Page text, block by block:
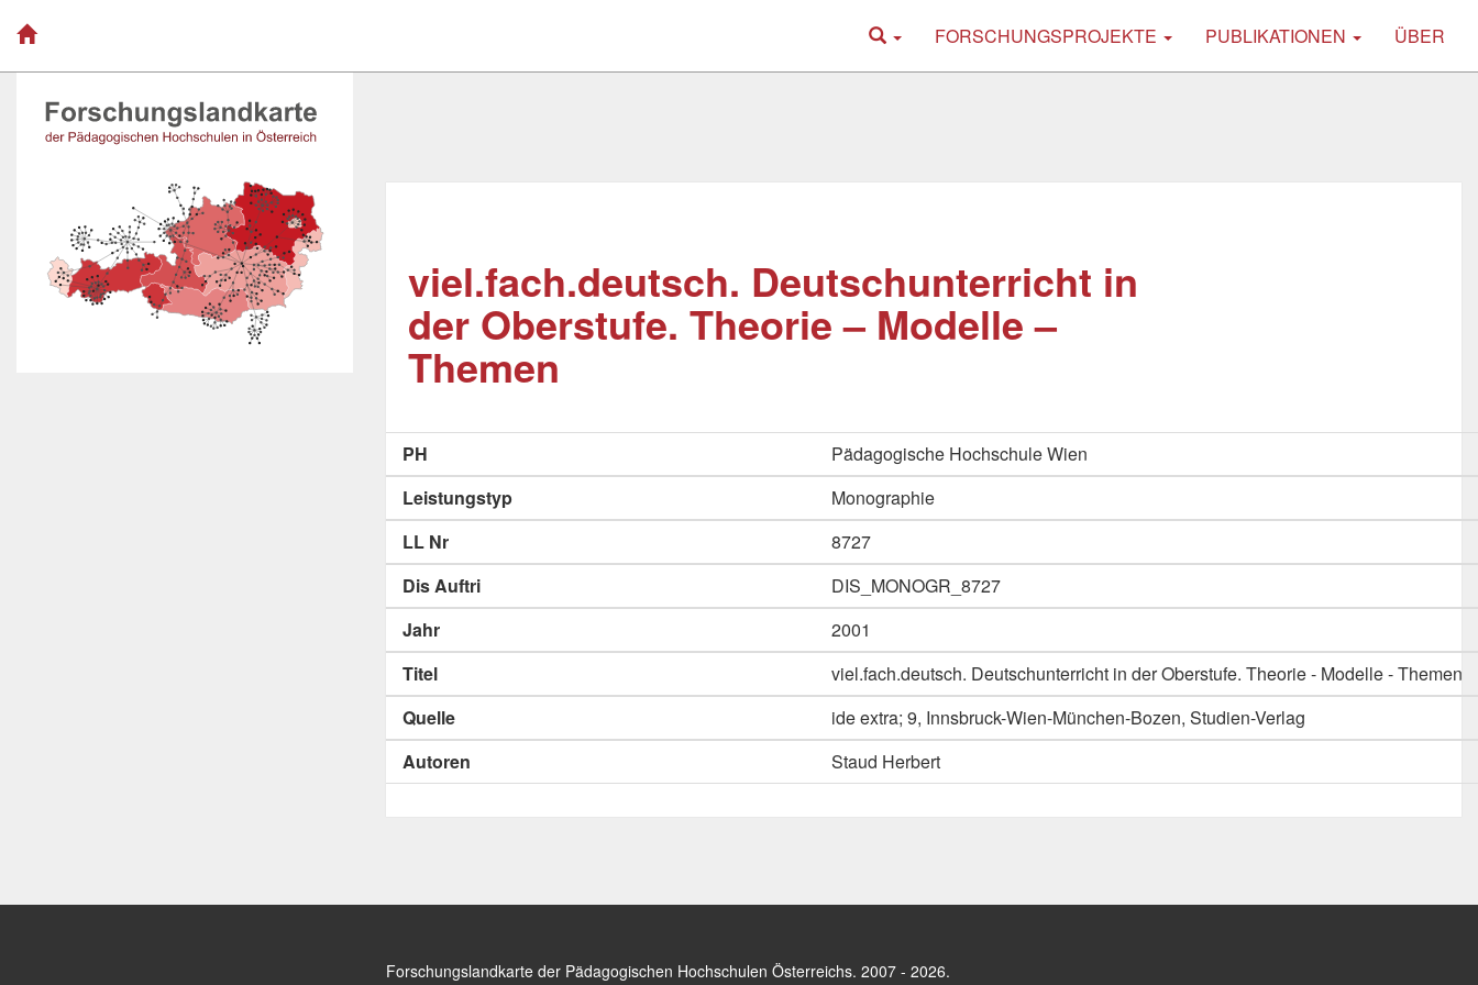
FORSCHUNGSPROJEKTE PUBLIKATIONEN ÜBER
viel.fach.deutsch. Deutschunterricht in
der Oberstufe. Theorie – Modelle –
Themen
PH
Pädagogische Hochschule Wien
Leistungstyp
Monographie
LL Nr
8727
Dis Auftri
DIS_MONOGR_8727
Jahr
2001
Titel
viel.fach.deutsch. Deutschunterricht in der Oberstufe. Theorie - Modelle - Themen
Quelle
ide extra; 9, Innsbruck-Wien-München-Bozen, Studien-Verlag
Autoren
Staud Herbert
Forschungslandkarte der Pädagogischen Hochschulen Österreichs. 2007 - 2026.